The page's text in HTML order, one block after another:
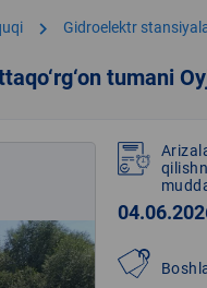
chevron_right Gidroelektr
tumani